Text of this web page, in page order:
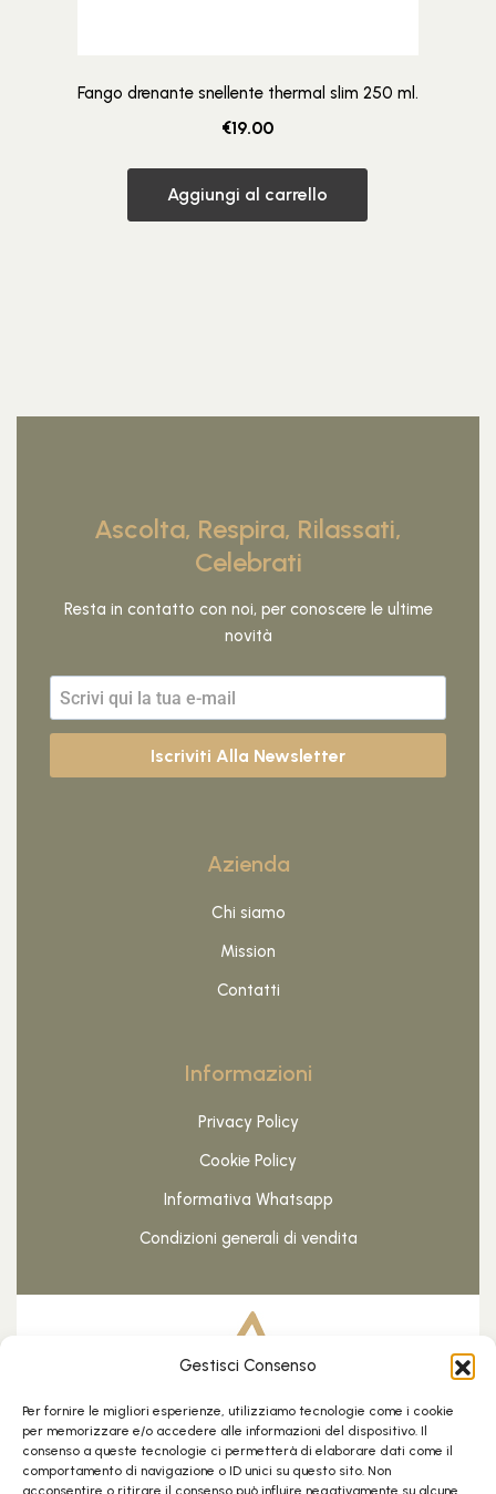
Gestisci Consenso
Per fornire le migliori esperienze, utilizziamo tecnologie come i cookie
per memorizzare e/o accedere alle informazioni del dispositivo. Il
consenso a queste tecnologie ci permetterà di elaborare dati come il
comportamento di navigazione o ID unici su questo sito. Non
acconsentire o ritirare il consenso può influire negativamente su alcune
Fango drenante snellente thermal slim 250 ml.
€19.00
Aggiungi al carrello
Ascolta, Respira, Rilassati,
Celebrati
Resta in contatto con noi, per conoscere le ultime
novità
Iscriviti Alla Newsletter
Azienda
Chi siamo
Mission
Contatti
Informazioni
Privacy Policy
Cookie Policy
Informativa Whatsapp
Condizioni generali di vendita
MRC S.r.l.